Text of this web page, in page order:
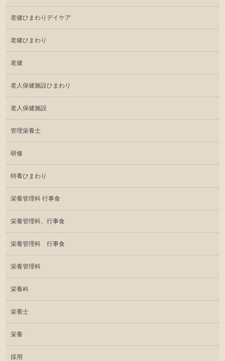
老健ひまわりデイケア
老健ひまわり
老健
老人保健施設ひまわり
老人保健施設
管理栄養士
研修
特養ひまわり
栄養管理科 行事食
栄養管理科、行事食
栄養管理科 行事食
栄養管理科
栄養科
栄養士
栄養
採用